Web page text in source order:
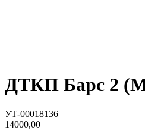
ДТКП Барс 2
УТ-00018136
14000,00